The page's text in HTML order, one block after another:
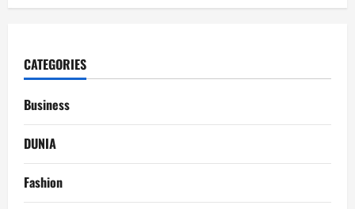
CATEGORIES
Business
DUNIA
Fashion